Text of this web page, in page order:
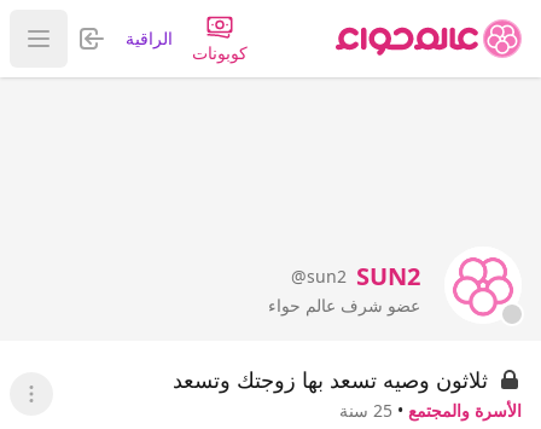
كوبونات
الراقية تسجيل
عرض
SUN2
@sun2
عضو شرف عالم حواء
ثلاثون وصيه تسعد بها زوجتك وتسعد
الأسرة والمجتمع • 25 سنة عرض